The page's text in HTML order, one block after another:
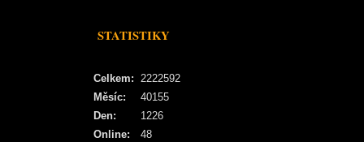
STATISTIKY
Online: 48
Celkem: 2222592
Měsíc:
40155
Den:
1226